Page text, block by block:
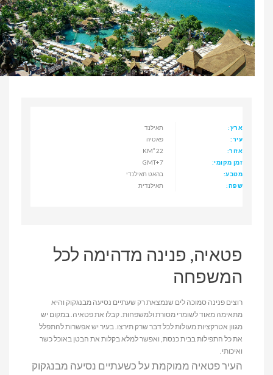
ארץ:
תאילנד
עיר:
פאטיה
אזור:
22 KM²
זמן מקומי:
GMT+7
מטבע:
בהאט תאילנדי
שפה:
תאילנדית
פטאיה, פנינה מדהימה לכל
המשפחה
רוצים פנינה סמוכה לים שנמצאת רק שעתיים נסיעה מבנגקוק והיא
מתאימה מאוד לשומרי מסורת ולמשפחות. קבלו את פטאיה. במקום יש
מגוון אטרקציות מעולות לכל דבר שרק תירצו. בעיר יש אפשרות להתפלל
את כל התפילות בבית כנסת, ואפשר למלא בקלות את הבטן באוכל כשר
ואיכותי.
העיר פטאיה ממוקמת על כשעתיים נסיעה מבנגקוק